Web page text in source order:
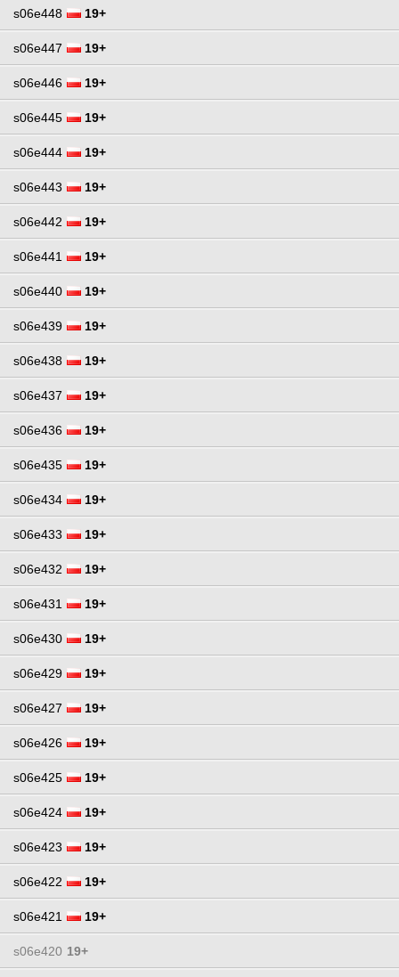
s06e448 19+
s06e447 19+
s06e446 19+
s06e445 19+
s06e444 19+
s06e443 19+
s06e442 19+
s06e441 19+
s06e440 19+
s06e439 19+
s06e438 19+
s06e437 19+
s06e436 19+
s06e435 19+
s06e434 19+
s06e433 19+
s06e432 19+
s06e431 19+
s06e430 19+
s06e429 19+
s06e427 19+
s06e426 19+
s06e425 19+
s06e424 19+
s06e423 19+
s06e422 19+
s06e421 19+
s06e420 19+